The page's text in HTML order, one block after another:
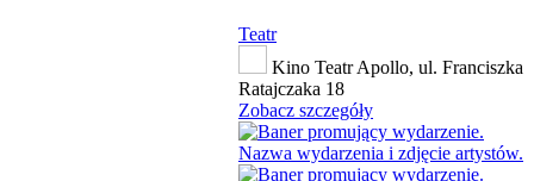
Teatr
Kino Teatr Apollo, ul. Franciszka
Ratajczaka 18
Zobacz szczegóły